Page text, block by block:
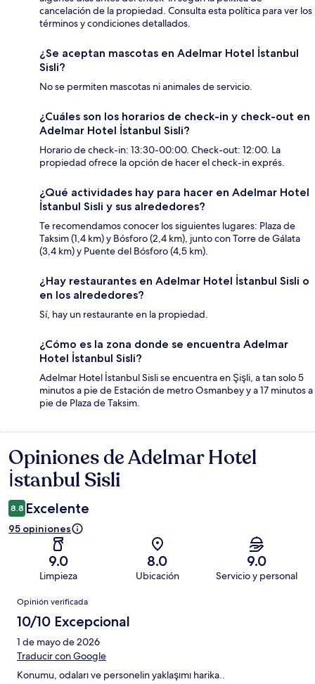
cancelación de la propiedad. Consulta esta política para ver los
términos y condiciones detallados.
¿Se aceptan mascotas en Adelmar Hotel İstanbul
Sisli?
No se permiten mascotas ni animales de servicio.
¿Cuáles son los horarios de check-in y check-out en
Adelmar Hotel İstanbul Sisli?
Horario de check-in: 13:30-00:00. Check-out: 12:00. La
propiedad ofrece la opción de hacer el check-in exprés.
¿Qué actividades hay para hacer en Adelmar Hotel
İstanbul Sisli y sus alrededores?
Te recomendamos conocer los siguientes lugares: Plaza de
Taksim (1,4 km) y Bósforo (2,4 km), junto con Torre de Gálata
(3,4 km) y Puente del Bósforo (4,5 km).
¿Hay restaurantes en Adelmar Hotel İstanbul Sisli o
en los alrededores?
Sí, hay un restaurante en la propiedad.
¿Cómo es la zona donde se encuentra Adelmar
Hotel İstanbul Sisli?
Adelmar Hotel İstanbul Sisli se encuentra en Şişli, a tan solo 5
minutos a pie de Estación de metro Osmanbey y a 17 minutos a
pie de Plaza de Taksim.
Opiniones
Opiniones de Adelmar Hotel
İstanbul Sisli
8.8 Excelente
95 opiniones
9.0
Limpieza
8.0
Ubicación
9.0
Servicio y personal
Opiniones
Opinión verificada
10/10 Excepcional
1 de mayo de 2026
Traducir con Google
Konumu, odaları ve personelin yaklaşımı harika..